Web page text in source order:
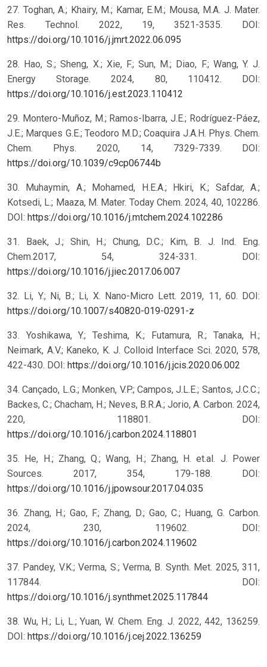
27. Toghan, A.; Khairy, M.; Kamar, E.M.; Mousa, M.A. J. Mater.
Res. Technol. 2022, 19, 3521-3535. DOI:
https://doi.org/10.1016/j.jmrt.2022.06.095
28. Hao, S.; Sheng, X.; Xie, F.; Sun, M.; Diao, F.; Wang, Y. J.
Energy Storage. 2024, 80, 110412. DOI:
https://doi.org/10.1016/j.est.2023.110412
29. Montero-Muñoz, M.; Ramos-Ibarra, J.E.; Rodríguez-Páez,
J.E.; Marques G.E.; Teodoro M.D.; Coaquira J.A.H. Phys. Chem.
Chem. Phys. 2020, 14, 7329-7339. DOI:
https://doi.org/10.1039/c9cp06744b
30. Muhaymin, A.; Mohamed, H.E.A.; Hkiri, K.; Safdar, A.;
Kotsedi, L.; Maaza, M. Mater. Today Chem. 2024, 40, 102286.
DOI: https://doi.org/10.1016/j.mtchem.2024.102286
31. Baek, J.; Shin, H.; Chung, D.C.; Kim, B. J. Ind. Eng.
Chem.2017, 54, 324-331. DOI:
https://doi.org/10.1016/j.jiec.2017.06.007
32. Li, Y.; Ni, B.; Li, X. Nano-Micro Lett. 2019, 11, 60. DOI:
https://doi.org/10.1007/s40820-019-0291-z
33. Yoshikawa, Y.; Teshima, K.; Futamura, R.; Tanaka, H.;
Neimark, A.V.; Kaneko, K. J. Colloid Interface Sci. 2020, 578,
422-430. DOI: https://doi.org/10.1016/j.jcis.2020.06.002
34. Cançado, L.G.; Monken, V.P.; Campos, J.L.E.; Santos, J.C.C.;
Backes, C.; Chacham, H.; Neves, B.R.A.; Jorio, A. Carbon. 2024,
220, 118801. DOI:
https://doi.org/10.1016/j.carbon.2024.118801
35. He, H.; Zhang, Q.; Wang, H.; Zhang, H. et.al. J. Power
Sources. 2017, 354, 179-188. DOI:
https://doi.org/10.1016/j.jpowsour.2017.04.035
36. Zhang, H.; Gao, F.; Zhang, D.; Gao, C.; Huang, G. Carbon.
2024, 230, 119602. DOI:
https://doi.org/10.1016/j.carbon.2024.119602
37. Pandey, V.K.; Verma, S.; Verma, B. Synth. Met. 2025, 311,
117844. DOI:
https://doi.org/10.1016/j.synthmet.2025.117844
38. Wu, H.; Li, L.; Yuan, W. Chem. Eng. J. 2022, 442, 136259.
DOI: https://doi.org/10.1016/j.cej.2022.136259